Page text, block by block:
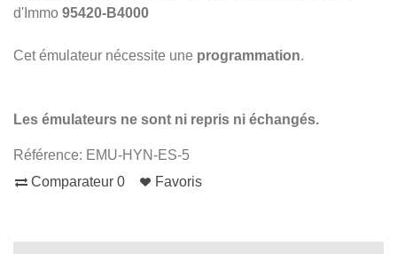
d'Immo 95420-B4000
Cet émulateur nécessite une programmation.
Les émulateurs ne sont ni repris ni échangés.
Référence: EMU-HYN-ES-5
Comparateur 0 Favoris